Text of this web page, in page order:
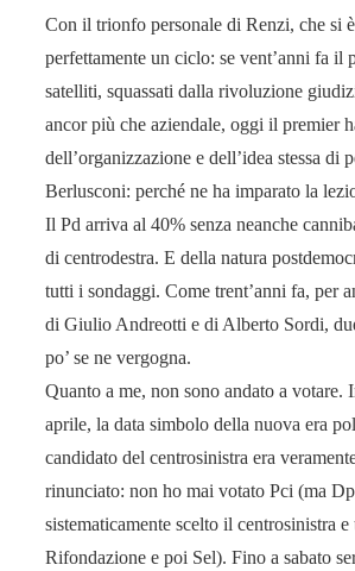
Con il trionfo personale di Renzi, che si
perfettamente un ciclo: se vent’anni fa il
satelliti, squassati dalla rivoluzione
ancor più che aziendale, oggi il premier
dell’organizzazione e dell’idea stessa
Berlusconi: perché ne ha imparato la
Il Pd arriva al 40% senza neanche
di centrodestra. E della natura
tutti i sondaggi. Come trent’anni fa, per
di Giulio Andreotti e di Alberto Sordi,
po’ se ne vergogna.
Quanto a me, non sono andato a
aprile, la data simbolo della nuova era
candidato del centrosinistra era
rinunciato: non ho mai votato Pci (ma
sistematicamente scelto il centrosinistra
Rifondazione e poi Sel). Fino a sabato